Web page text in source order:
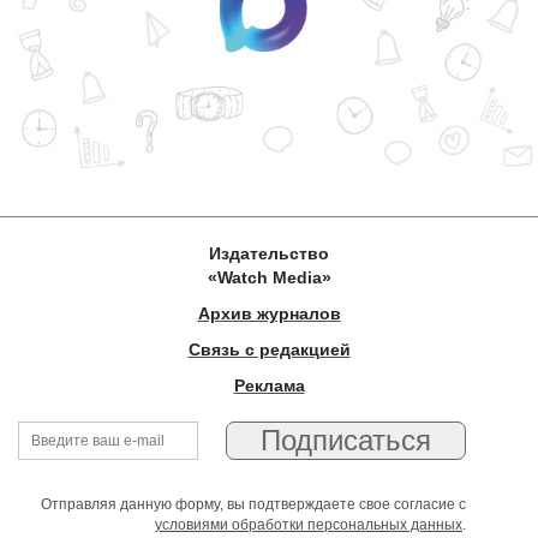
Издательство
«Watch Media»
Архив журналов
Связь с редакцией
Реклама
Отправляя данную форму, вы подтверждаете свое согласие с
условиями обработки персональных данных.